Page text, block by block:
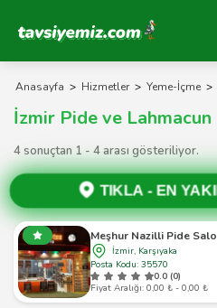
Tavsiyemiz Anasayfa
Anasayfa > Hizmetler > Yeme-İçme >
İzmir Pide ve Lahmacun
4 sonuçtan 1 - 4 arası gösteriliyor.
TIKLA - EN
Meşhur Nazilli Pide
İzmir, Karşıyaka
Posta Kodu: 35570
0.0 (0)
Fiyat Aralığı: 0,00 ₺ - 0,00 ₺